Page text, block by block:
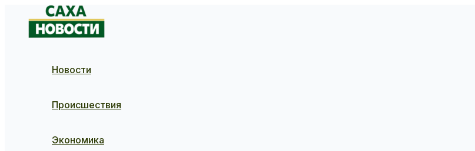
содержимому
Новости
Происшествия
Экономика